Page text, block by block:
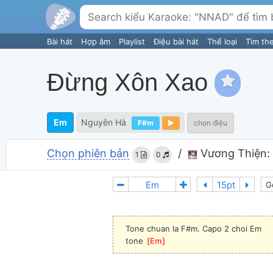
Bài hát Hợp âm Playlist Điệu bài hát Thể loại Tìm
Đừng Xôn Xao
Em Nguyên Hà F#m chọn điệu
Chọn phiên bản 1 0 / Vương Thiện:
Tone chuan la F#m. Capo 2 choi Em
tone [Em